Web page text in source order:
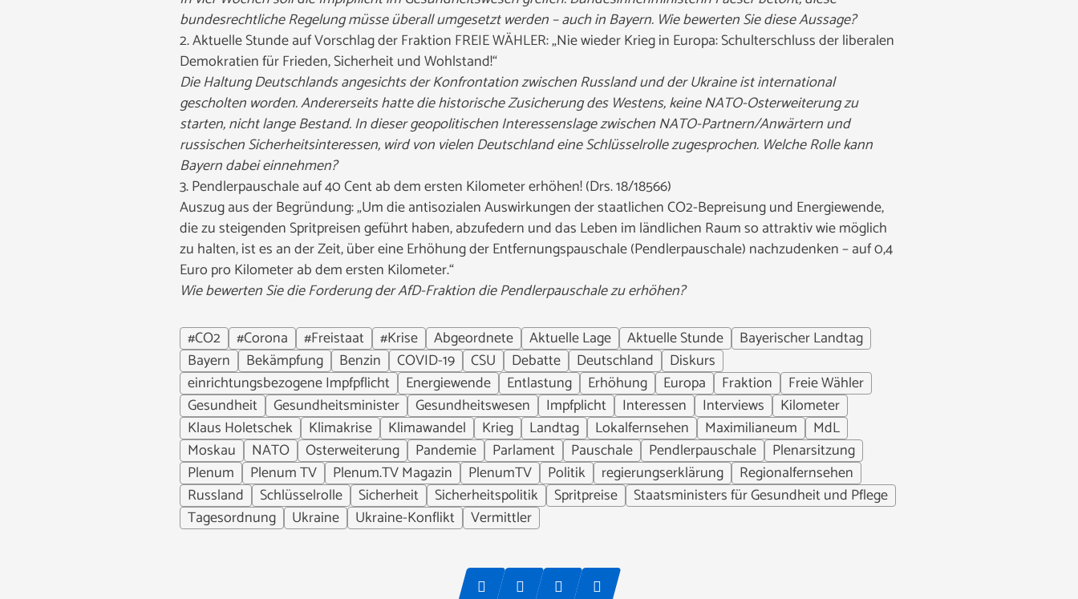
bundesrechtliche Regelung müsse überall umgesetzt werden – auch in Bayern. Wie bewerten Sie diese Aussage?
2. Aktuelle Stunde auf Vorschlag der Fraktion FREIE WÄHLER: „Nie wieder Krieg in Europa: Schulterschluss der liberalen
Demokratien für Frieden, Sicherheit und Wohlstand!“
Die Haltung Deutschlands angesichts der Konfrontation zwischen Russland und der Ukraine ist international
gescholten worden. Andererseits hatte die historische Zusicherung des Westens, keine NATO-Osterweiterung zu
starten, nicht lange Bestand. In dieser geopolitischen Interessenslage zwischen NATO-Partnern/Anwärtern und
russischen Sicherheitsinteressen, wird von vielen Deutschland eine Schlüsselrolle zugesprochen. Welche Rolle kann
Bayern dabei einnehmen?
3. Pendlerpauschale auf 40 Cent ab dem ersten Kilometer erhöhen! (Drs. 18/18566)
Auszug aus der Begründung: „Um die antisozialen Auswirkungen der staatlichen CO2-Bepreisung und Energiewende,
die zu steigenden Spritpreisen geführt haben, abzufedern und das Leben im ländlichen Raum so attraktiv wie möglich
zu halten, ist es an der Zeit, über eine Erhöhung der Entfernungspauschale (Pendlerpauschale) nachzudenken – auf 0,4
Euro pro Kilometer ab dem ersten Kilometer.“
Wie bewerten Sie die Forderung der AfD-Fraktion die Pendlerpauschale zu erhöhen?
#CO2
#Corona #Freistaat #Krise Abgeordnete Aktuelle Lage Aktuelle Stunde
Bayerischer Landtag
Bayern
Bekämpfung Benzin COVID-19 CSU Debatte Deutschland
Diskurs
einrichtungsbezogene Impfpflicht
Energiewende Entlastung Erhöhung Europa Fraktion
Freie Wähler
Gesundheit
Gesundheitsminister Gesundheitswesen Impfplicht Interessen Interviews
Kilometer
Klaus Holetschek
Klimakrise Klimawandel Krieg Landtag Lokalfernsehen Maximilianeum
MdL
Moskau
NATO Osterweiterung Pandemie Parlament Pauschale Pendlerpauschale
Plenarsitzung
Plenum
Plenum TV Plenum.TV Magazin PlenumTV Politik regierungserklärung
Regionalfernsehen
Russland
Schlüsselrolle Sicherheit Sicherheitspolitik Spritpreise
Staatsministers für Gesundheit und Pflege
Tagesordnung
Ukraine Ukraine-Konflikt Vermittler